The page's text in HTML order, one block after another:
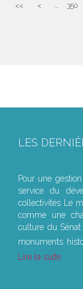
<< < ... 350
LES
Pour une
service du
collectivités Le
comme une
culture du
monuments
Lire la suite